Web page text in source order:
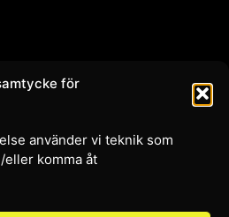
för
använder vi teknik som
komma åt